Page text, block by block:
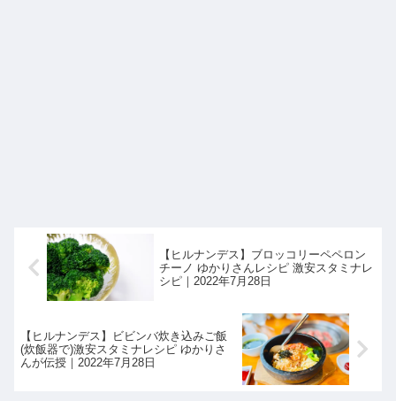
【ヒルナンデス】ブロッコリーペペロン
チーノ ゆかりさんレシピ 激安スタミナレ
シピ｜2022年7月28日
【ヒルナンデス】ビビンバ炊き込みご飯
(炊飯器で)激安スタミナレシピ ゆかりさ
んが伝授｜2022年7月28日